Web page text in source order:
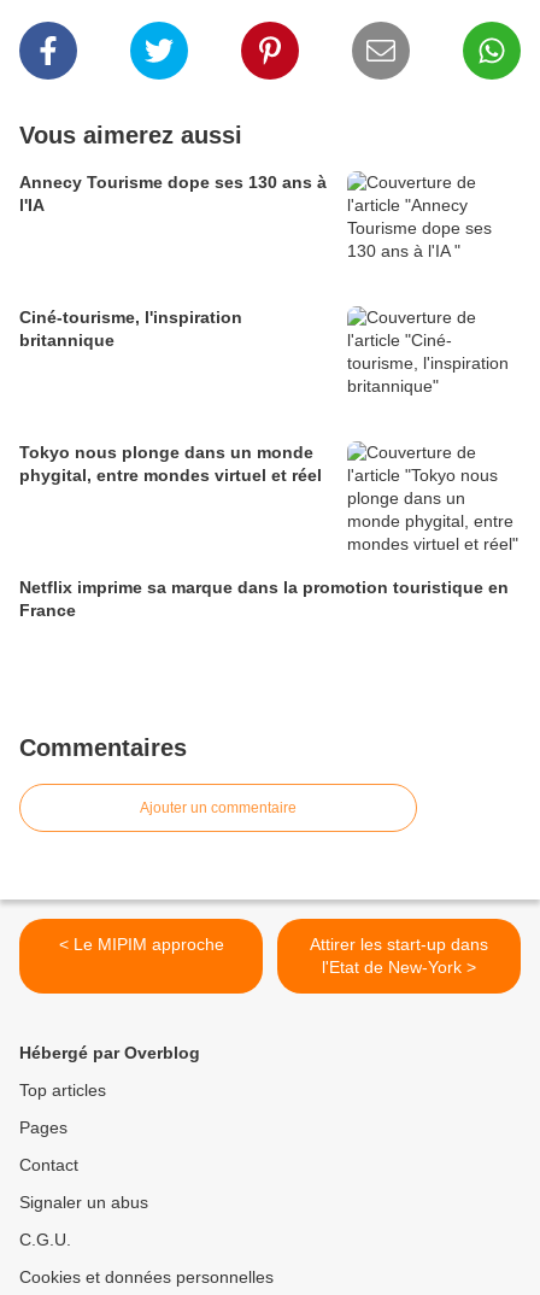
Vous aimerez aussi
Annecy Tourisme dope ses 130 ans à
l'IA
Ciné-tourisme, l'inspiration
britannique
Tokyo nous plonge dans un monde
phygital, entre mondes virtuel et réel
Netflix imprime sa marque dans la promotion touristique en
France
Commentaires
Ajouter un commentaire
< Le MIPIM approche
Attirer les start-up dans
l'Etat de New-York >
Hébergé par Overblog
Top articles
Pages
Contact
Signaler un abus
C.G.U.
Cookies et données personnelles